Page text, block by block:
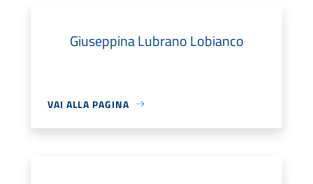
Giuseppina Lubrano Lobianco
VAI ALLA PAGINA